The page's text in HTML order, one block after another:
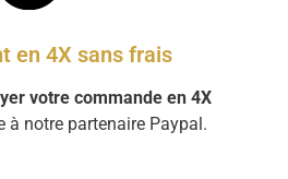
en 4X sans frais
votre commande en 4X
à notre partenaire Paypal.